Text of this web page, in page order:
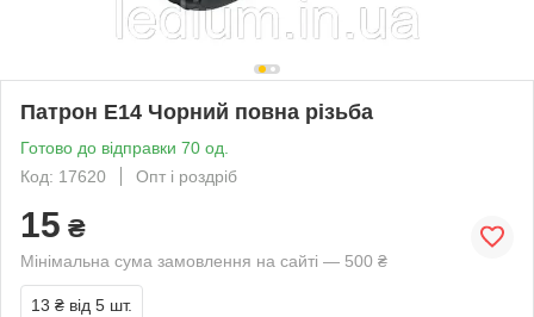
Патрон Е14 Чорний повна різьба
Готово до відправки 70 од.
Код: 17620
Опт і роздріб
15 ₴
Мінімальна сума замовлення на сайті — 500 ₴
13 ₴ від 5 шт.